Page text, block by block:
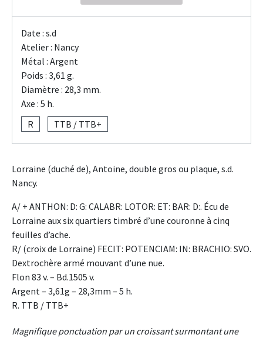
Date : s.d
Atelier : Nancy
Métal : Argent
Poids : 3,61 g.
Diamètre : 28,3 mm.
Axe : 5 h.
R
TTB / TTB+
Lorraine (duché de), Antoine, double gros ou plaque, s.d.
Nancy.
A/ + ANTHON: D: G: CALABR: LOTOR: ET: BAR: D:. Écu de
Lorraine aux six quartiers timbré d’une couronne à cinq
feuilles d’ache.
R/ (croix de Lorraine) FECIT: POTENCIAM: IN: BRACHIO: SVO.
Dextrochère armé mouvant d’une nue.
Flon 83 v. – Bd.1505 v.
Argent – 3,61g – 28,3mm – 5 h.
R. TTB / TTB+
Magnifique ponctuation par un croissant surmontant une